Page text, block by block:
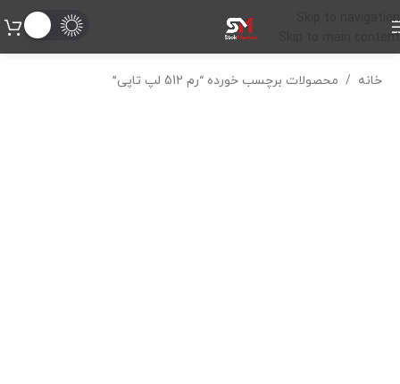
Skip to navigation
Skip to main content
خانه / محصولات برچسب خورده “رم 512 لپ تاپی”